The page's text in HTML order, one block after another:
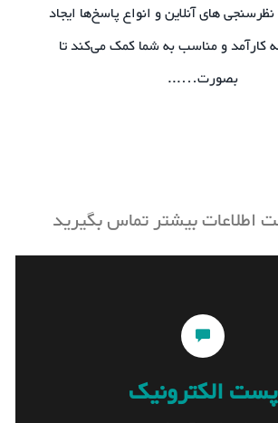
های آنلاین و انواع پاسخ‌ها ایجاد
کارآمد و مناسب به شما کمک می‌کند تا
بصورت…...
اطلاعات بیشتر تماس بگیرید
پست الکترونیک
پست الکترونیک
sales@tanian.ir